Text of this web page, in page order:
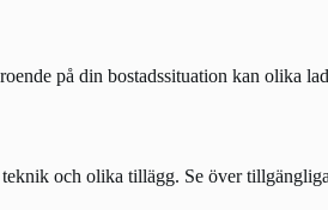
på din bostadssituation kan olika
och olika tillägg. Se över